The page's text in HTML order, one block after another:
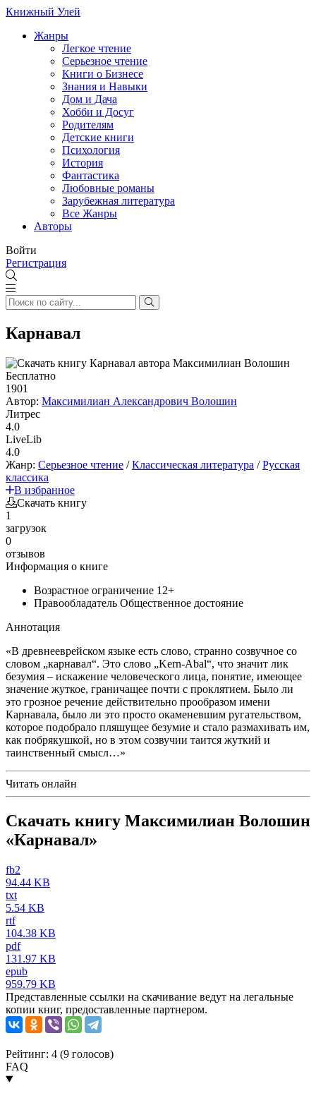
Книжный Улей
Жанры
Легкое чтение
Серьезное чтение
Книги о Бизнесе
Знания и Навыки
Дом и Дача
Хобби и Досуг
Родителям
Детские книги
Психология
История
Фантастика
Любовные романы
Зарубежная литература
Все Жанры
Авторы
Войти
Регистрация
Карнавал
Бесплатно
1901
Автор: Максимилиан Александрович Волошин
Литрес
4.0
LiveLib
4.0
Жанр: Серьезное чтение /Классическая литература /Русская
классика
В избранное
Скачать книгу
1
загрузок
0
отзывов
Информация о книге
Возрастное ограничение 12+
Правообладатель Общественное достояние
Аннотация
«В древнееврейском языке есть слово, странно созвучное со
словом „карнавал“. Это слово „Kern-Abal“, что значит лик
безумия – искажение человеческого лица, понятие, имеющее
значение жуткое, граничащее почти с проклятием. Было ли
это грозное речение действительно прообразом имени
Карнавала, было ли это просто окаменевшим ругательством,
которое подобрало пляшущее безумие и стало размахивать им,
как побрякушкой, но в этом созвучии таится жуткий и
таинственный смысл…»
Читать онлайн
Скачать книгу Максимилиан Волошин
«Карнавал»
fb2
94.44 KB
txt
5.54 KB
rtf
104.38 KB
pdf
131.97 KB
epub
959.79 KB
Представленные ссылки на скачивание ведут на легальные
копии книг, предоставленные партнером.
Рейтинг: 4 (9 голосов)
FAQ